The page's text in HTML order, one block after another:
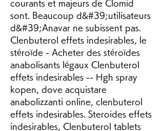
courants et majeurs de Clomid
sont. Beaucoup d&#39;utilisateurs
d&#39;Anavar ne subissent pas.
Clenbuterol effets indesirables, le
stéroïde - Acheter des stéroïdes
anabolisants légaux Clenbuterol
effets indesirables -- Hgh spray
kopen, dove acquistare
anabolizzanti online, clenbuterol
effets indesirables. Steroides effets
indesirables, Clenbuterol tablets